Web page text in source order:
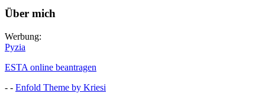
Über mich
Werbung:
Pyzia
ESTA online beantragen
- - Enfold Theme by Kriesi